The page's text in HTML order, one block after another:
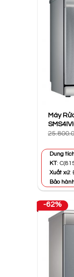
Máy
Dung
KT:
Xuất xứ:
Bảo
-62%